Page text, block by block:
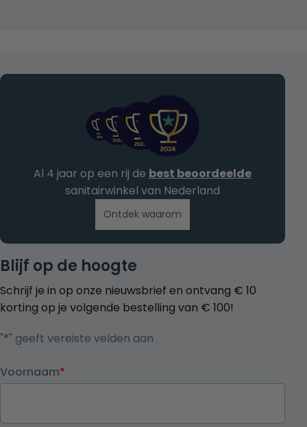
Blijf op de hoogte
Schrijf je in op onze nieuwsbrief en ontvang € 10
korting op je volgende bestelling van € 100!
"*" geeft vereiste velden aan
Voornaam*
Al 4 jaar op een rij de best beoordeelde
sanitairwinkel van Nederland
Ontdek waarom